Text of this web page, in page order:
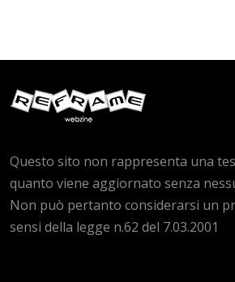
Questo sito non rappresenta una
quanto viene aggiornato senza
Non può pertanto considerarsi un
sensi della legge n.62 del 7.03.2001